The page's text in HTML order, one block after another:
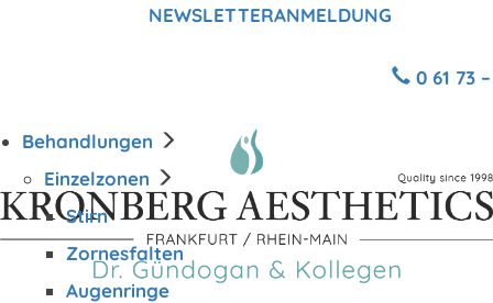
NEWSLETTERANMELDUNG
0 61 73
Behandlungen
Einzelzonen
Stirn
Zornesfalten
Augenringe